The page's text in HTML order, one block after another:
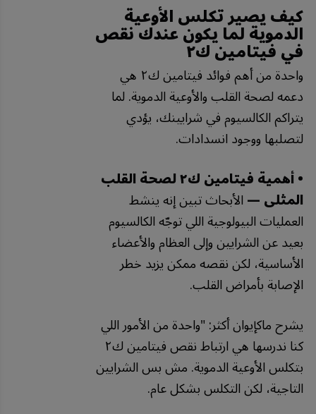
كيف يصير تكلس الأوعية
الدموية لما يكون عندك نقص
في فيتامين ك٢
واحدة من أهم فوائد فيتامين ك٢ هي
دعمه لصحة القلب والأوعية الدموية. لما
يتراكم الكالسيوم في شرايينك، يؤدي
لتصلبها ووجود انسدادات.
• أهمية فيتامين ك٢ لصحة القلب
المثلى —الأبحاث تبين إنه ينشط
العمليات البيولوجية اللي توجّه الكالسيوم
بعيد عن الشرايين وإلى العظام والأعضاء
الأساسية، لكن نقصه ممكن يزيد خطر
الإصابة بأمراض القلب.
يشرح ماكإيوان أكثر: "واحدة من الأمور اللي
كنا ندرسها هي ارتباط نقص فيتامين ك٢
بتكلس الأوعية الدموية. مش بس الشرايين
التاجية، لكن التكلس بشكل عام.